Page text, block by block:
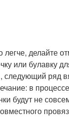
делайте
или булавку
следующий ряд
в
будут не